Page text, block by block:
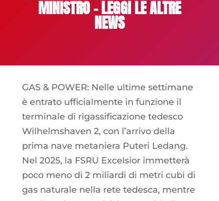
MINISTRO – LEGGI LE ALTRE
NEWS
GAS & POWER: Nelle ultime settimane
è entrato ufficialmente in funzione il
terminale di rigassificazione tedesco
Wilhelmshaven 2, con l’arrivo della
prima nave metaniera Puteri Ledang.
Nel 2025, la FSRU Excelsior immetterà
poco meno di 2 miliardi di metri cubi di
gas naturale nella rete tedesca, mentre